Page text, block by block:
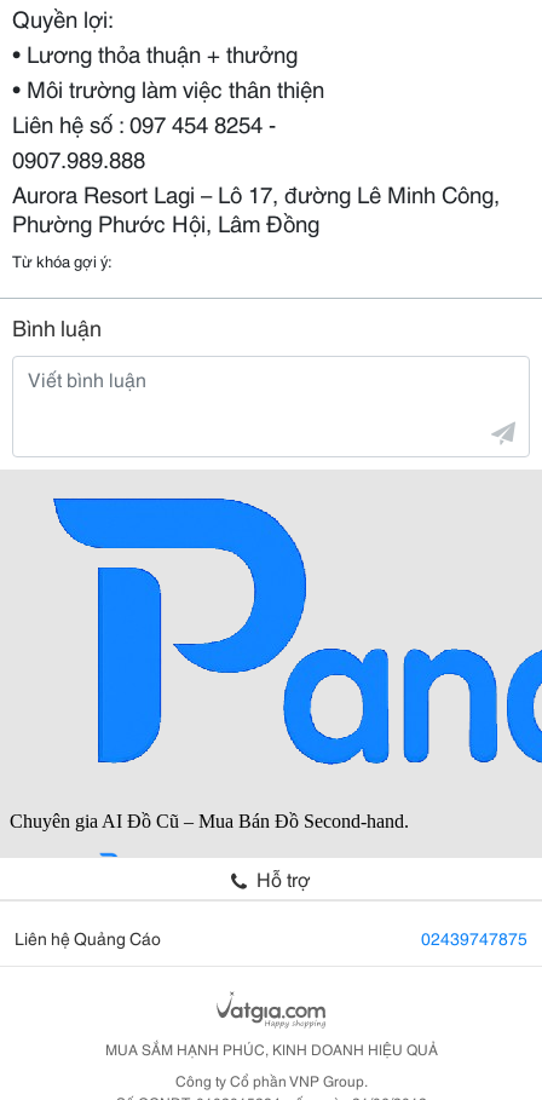
Quyền lợi:
• Lương thỏa thuận + thưởng
• Môi trường làm việc thân thiện
Liên hệ số : 097 454 8254 -
0907.989.888
Aurora Resort Lagi – Lô 17, đường Lê Minh Công,
Phường Phước Hội, Lâm Đồng
Từ khóa gợi ý:
Bình luận
Hỗ trợ
Liên hệ Quảng Cáo 02439747875
MUA SẮM HẠNH PHÚC, KINH DOANH HIỆU QUẢ
Công ty Cổ phần VNP Group.